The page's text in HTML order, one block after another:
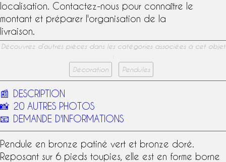
localisation. Contactez-nous pour connaître le
montant et préparer l'organisation de la
livraison.
Découvrez d’autres pièces dans les catégories associées à cet objet
:
Décoration
Pendules
📰 DESCRIPTION
📸 20 AUTRES PHOTOS
📧 DEMANDE D'INFORMATIONS
Pendule en bronze patiné vert et bronze doré
Reposant sur 6 pieds toupies, elle est en forme borne